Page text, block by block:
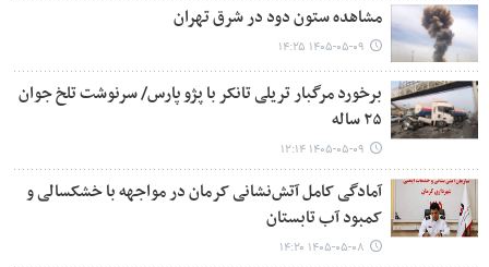
مشاهده ستون دود در شرق تهران
۱۴۰۵-۰۵-۰۹ ۱۴:۲۵
برخورد مرگبار تریلی تانکر با پژو پارس/ سرنوشت تلخ جوان
۲۵ ساله
۱۴۰۵-۰۵-۰۹ ۱۲:۱۴
آمادگی کامل آتش‌نشانی کرمان در مواجهه با خشکسالی و
کمبود آب تابستان
۱۴۰۵-۰۵-۰۸ ۱۴:۲۰